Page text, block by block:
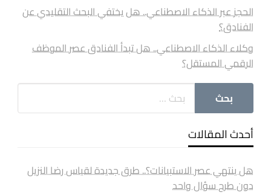
الحجز عبر الذكاء الاصطناعي.. هل يختفي البحث التقليدي عن
الفنادق؟
وكلاء الذكاء الاصطناعي.. هل تبدأ الفنادق عصر الموظف
الرقمي المستقل؟
أحدث المقالات
هل ينتهي عصر الاستبيانات؟.. طرق جديدة لقياس رضا النزيل
دون طرح سؤال واحد